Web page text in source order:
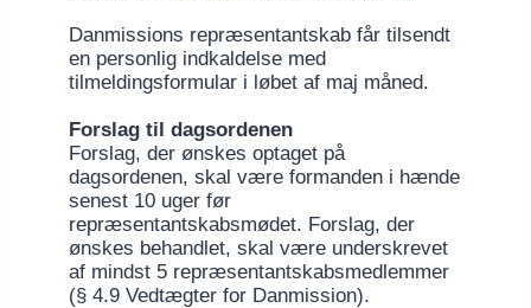
Danmissions repræsentantskab får tilsendt
en personlig indkaldelse med
tilmeldingsformular i løbet af maj måned.
Forslag til dagsordenen
Forslag, der ønskes optaget på
dagsordenen, skal være formanden i hænde
senest 10 uger før
repræsentantskabsmødet. Forslag, der
ønskes behandlet, skal være underskrevet
af mindst 5 repræsentantskabsmedlemmer
(§ 4.9 Vedtægter for Danmission).